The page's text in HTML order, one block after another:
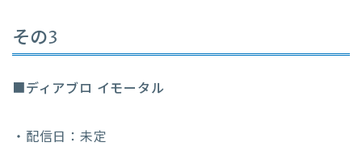
その3
■ディアブロ イモータル
・配信日：未定